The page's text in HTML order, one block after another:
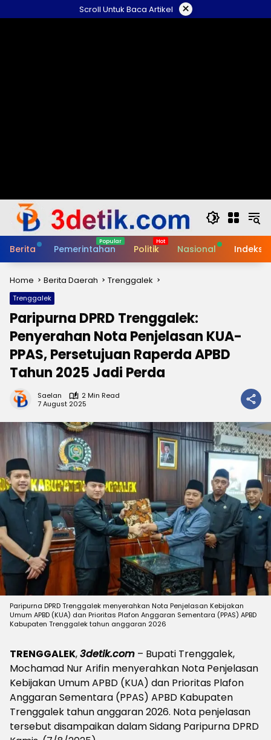
to
Scroll Untuk Baca Artikel ×
Berita Pemerintahan Politik Nasional Indeks
Home Berita Daerah Trenggalek
Trenggalek
Paripurna DPRD Trenggalek:
Penyerahan Nota Penjelasan KUA-
PPAS, Persetujuan Raperda APBD
Tahun 2025 Jadi Perda
Saelan
2 Min Read
7 August 2025
Paripurna DPRD Trenggalek menyerahkan Nota Penjelasan Kebijakan
Umum APBD (KUA) dan Prioritas Plafon Anggaran Sementara (PPAS) APBD
Kabupaten Trenggalek tahun anggaran 2026
TRENGGALEK,3detik.com – Bupati Trenggalek,
Mochamad Nur Arifin menyerahkan Nota Penjelasan
Kebijakan Umum APBD (KUA) dan Prioritas Plafon
Anggaran Sementara (PPAS) APBD Kabupaten
Trenggalek tahun anggaran 2026. Nota penjelasan
tersebut disampaikan dalam Sidang Paripurna DPRD